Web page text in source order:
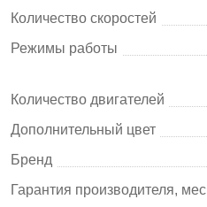
Количество скоростей
Режимы работы
Количество двигателей
Дополнительный цвет
Бренд
Гарантия производителя, мес